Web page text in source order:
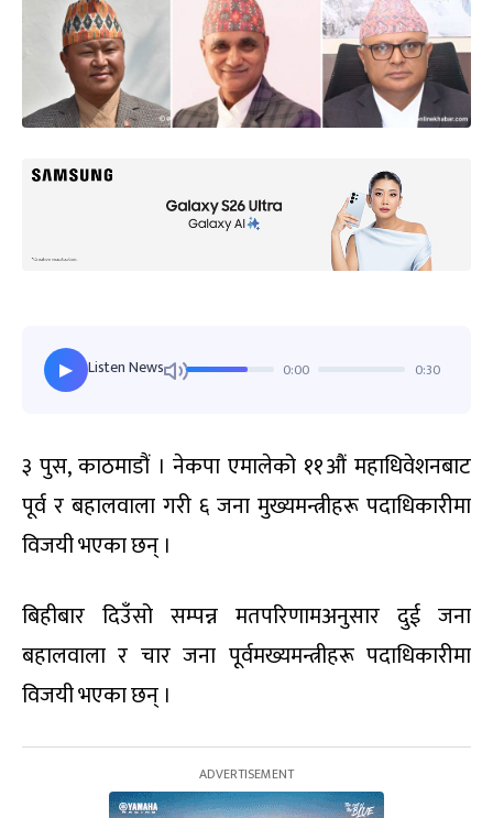
▶ Listen News 0:00 0:30
३ पुस, काठमाडौं । नेकपा एमालेको ११औं महाधिवेशनबाट
पूर्व र बहालवाला गरी ६ जना मुख्यमन्त्रीहरू पदाधिकारीमा
विजयी भएका छन् ।
बिहीबार दिउँसो सम्पन्न मतपरिणामअनुसार दुई जना
बहालवाला र चार जना पूर्वमख्यमन्त्रीहरू पदाधिकारीमा
विजयी भएका छन् ।